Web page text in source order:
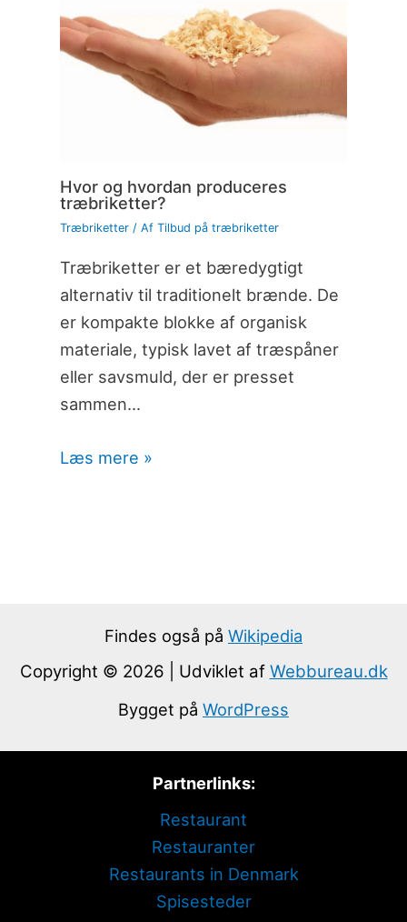
Hvor og hvordan produceres
træbriketter?
Træbriketter/ Af Tilbud på træbriketter
Træbriketter er et bæredygtigt
alternativ til traditionelt brænde. De
er kompakte blokke af organisk
materiale, typisk lavet af træspåner
eller savsmuld, der er presset
sammen…
Læs mere »
Findes også på Wikipedia
Copyright © 2026 | Udviklet af Webbureau.dk
Bygget på WordPress
Partnerlinks:
Restaurant
Restauranter
Restaurants in Denmark
Spisesteder